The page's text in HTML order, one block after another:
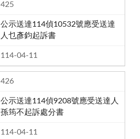
425
公示送達114偵10532號應受送達
人乜彥鈞起訴書
114-04-11
426
公示送達114偵9208號應受送達人
孫筠不起訴處分書
114-04-11